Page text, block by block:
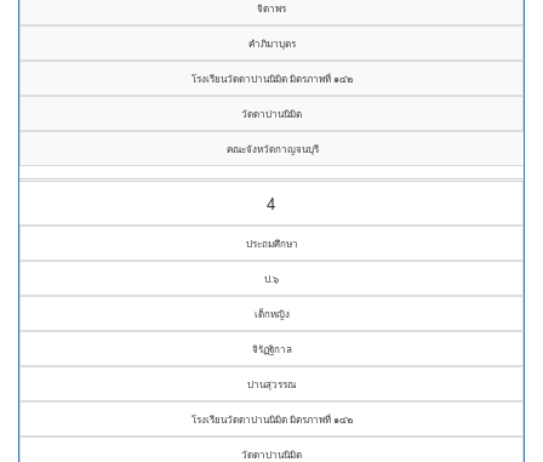
จิดาพร
คำภิมาบุตร
โรงเรียนวัดดาปานนิมิต มิตรภาพที่ ๑๔๒
วัดดาปานนิมิต
คณะจังหวัดกาญจนบุรี
4
ประถมศึกษา
ป.๖
เด็กหญิง
จิรัฏฐิกาล
ปานสุวรรณ
โรงเรียนวัดดาปานนิมิต มิตรภาพที่ ๑๔๒
วัดดาปานนิมิต